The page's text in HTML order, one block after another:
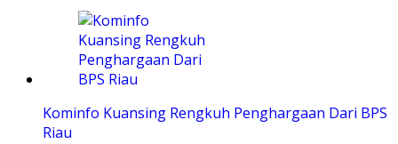
Kominfo Kuansing Rengkuh Penghargaan Dari BPS
Riau